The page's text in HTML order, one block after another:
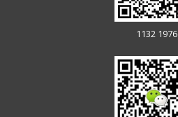
1132 1976